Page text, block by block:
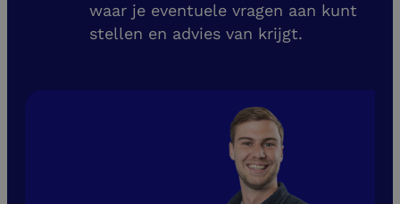
waar je eventuele vragen aan kunt
stellen en advies van krijgt.